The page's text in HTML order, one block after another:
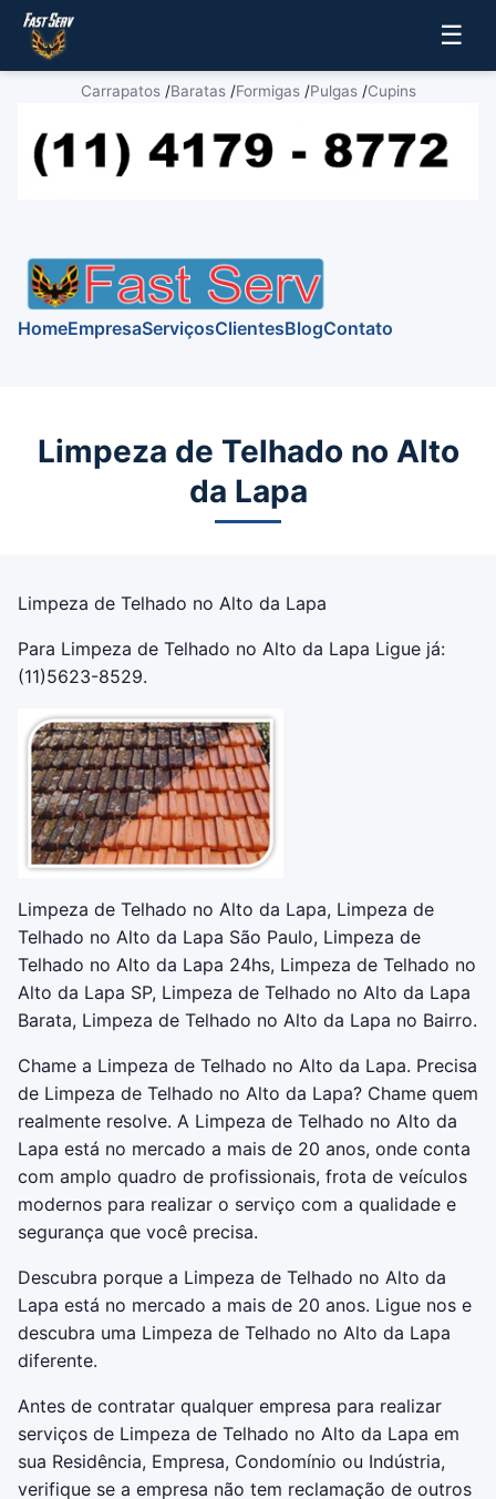
☰
Carrapatos/Baratas/Formigas/Pulgas/Cupins
HomeEmpresaServiçosClientesBlogContato
Limpeza de Telhado no Alto
da Lapa
Limpeza de Telhado no Alto da Lapa
Para Limpeza de Telhado no Alto da Lapa Ligue já:
(11)5623-8529.
Limpeza de Telhado no Alto da Lapa, Limpeza de
Telhado no Alto da Lapa São Paulo, Limpeza de
Telhado no Alto da Lapa 24hs, Limpeza de Telhado no
Alto da Lapa SP, Limpeza de Telhado no Alto da Lapa
Barata, Limpeza de Telhado no Alto da Lapa no Bairro.
Chame a Limpeza de Telhado no Alto da Lapa. Precisa
de Limpeza de Telhado no Alto da Lapa? Chame quem
realmente resolve. A Limpeza de Telhado no Alto da
Lapa está no mercado a mais de 20 anos, onde conta
com amplo quadro de profissionais, frota de veículos
modernos para realizar o serviço com a qualidade e
segurança que você precisa.
Descubra porque a Limpeza de Telhado no Alto da
Lapa está no mercado a mais de 20 anos. Ligue nos e
descubra uma Limpeza de Telhado no Alto da Lapa
diferente.
Antes de contratar qualquer empresa para realizar
serviços de Limpeza de Telhado no Alto da Lapa em
sua Residência, Empresa, Condomínio ou Indústria,
verifique se a empresa não tem reclamação de outros